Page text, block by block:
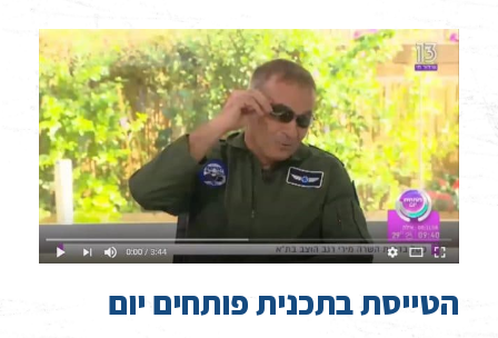
הטייסת בתכנית פותחים יום